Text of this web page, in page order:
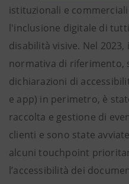
istituzionali e
l'inclusione digitale di
disabilità visive. Nel
normativa di riferimento,
dichiarazioni di
e app) in perimetro, è
raccolta e gestione di
clienti e sono state
alcuni touchpoint
l’accessibilità dei